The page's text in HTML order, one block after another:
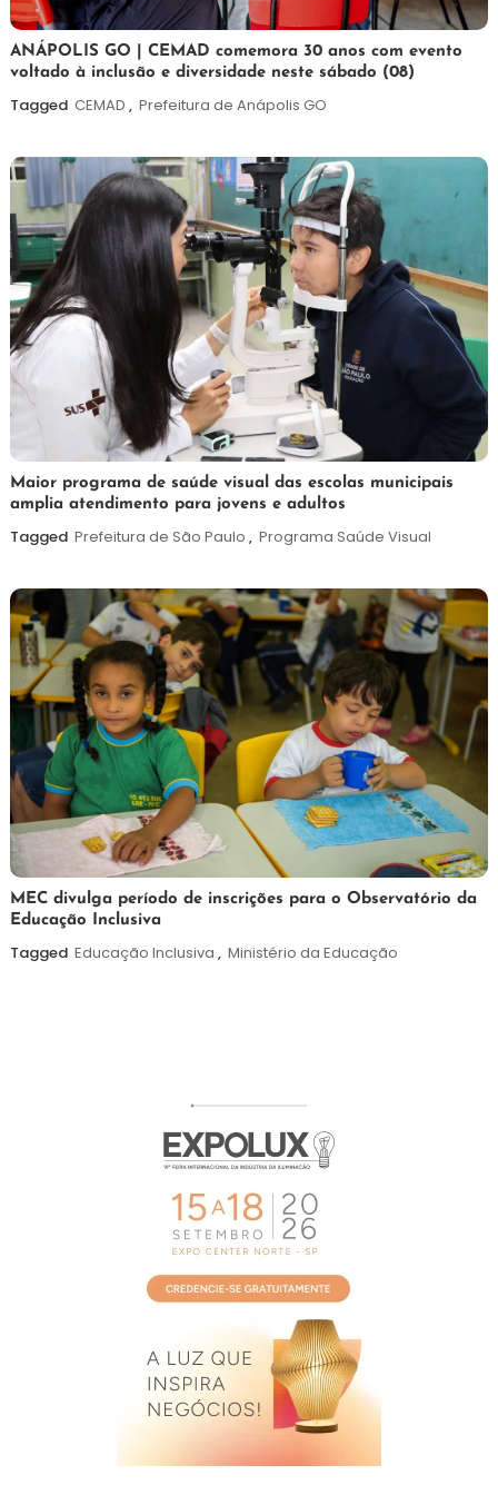
7
de
agosto
Maurilio
ANÁPOLIS GO | CEMAD comemora 30 anos com evento
voltado à inclusão e diversidade neste sábado (08)
Tagged CEMAD , Prefeitura de Anápolis GO
7
de
agosto
Maurilio
Maior programa de saúde visual das escolas municipais
amplia atendimento para jovens e adultos
Tagged Prefeitura de São Paulo , Programa Saúde Visual
7
de
agosto
Maurilio
MEC divulga período de inscrições para o Observatório da
Educação Inclusiva
Tagged Educação Inclusiva , Ministério da Educação